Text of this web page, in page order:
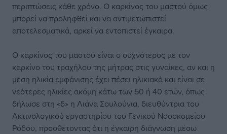
περιπτώσεις κάθε χρόνο. Ο καρκίνος του μαστού όμως
μπορεί να προληφθεί και να αντιμετωπιστεί
αποτελεσματικά, αρκεί να εντοπιστεί έγκαιρα.
Ο καρκίνος του μαστού είναι ο συχνότερος με τον
καρκίνο του τραχήλου της μήτρας στις γυναίκες, αν και η
μέση ηλικία εμφάνισης έχει πέσει ηλικιακά και είναι σε
νεότερες ηλικίες ακόμη κάτω των 50 ή 40 ετών, όπως
δήλωσε στη «δ» η Λιάνα Σουλούνια, διευθύντρια του
Ακτινολογικού εργαστηρίου του Γενικού Νοσοκομείου
Ρόδου, προσθέτοντας ότι η έγκαιρη διάγνωση μέσω